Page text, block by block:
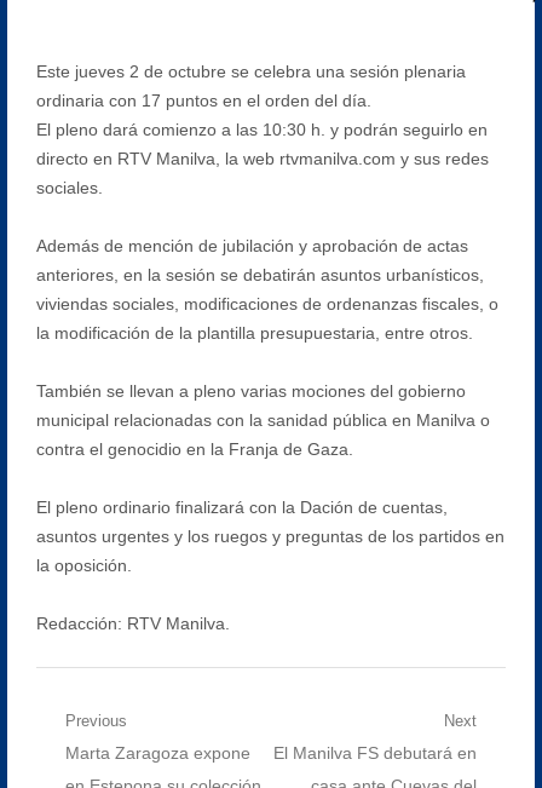
Este jueves 2 de octubre se celebra una sesión plenaria
ordinaria con 17 puntos en el orden del día.
El pleno dará comienzo a las 10:30 h. y podrán seguirlo en
directo en RTV Manilva, la web rtvmanilva.com y sus redes
sociales.
Además de mención de jubilación y aprobación de actas
anteriores, en la sesión se debatirán asuntos urbanísticos,
viviendas sociales, modificaciones de ordenanzas fiscales, o
la modificación de la plantilla presupuestaria, entre otros.
También se llevan a pleno varias mociones del gobierno
municipal relacionadas con la sanidad pública en Manilva o
contra el genocidio en la Franja de Gaza.
El pleno ordinario finalizará con la Dación de cuentas,
asuntos urgentes y los ruegos y preguntas de los partidos en
la oposición.
Redacción: RTV Manilva.
Navegación
Previous
Previous
post:
Marta Zaragoza expone
Next
Next
post:
El Manilva FS debutará en